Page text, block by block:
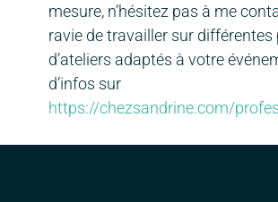
mesure, n’hésitez pas à me
ravie de travailler sur
d’ateliers adaptés à votre
d’infos sur
https://chezsandrine.com/